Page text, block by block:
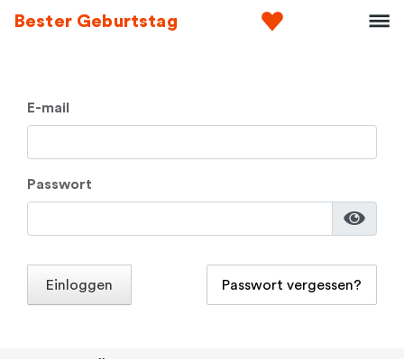
Bester Geburtstag
E-mail
Passwort
Einloggen Passwort vergessen?